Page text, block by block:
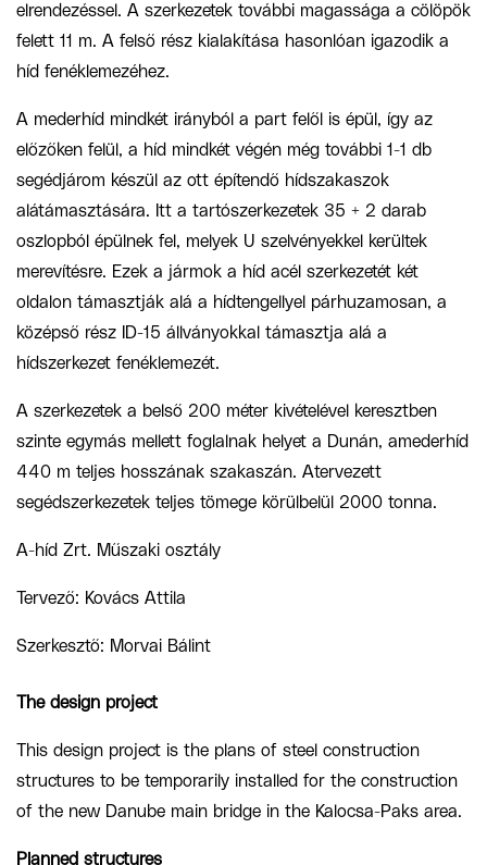
elrendezéssel . A szerkezetek további magassága a cölöpök
felett 11 m. A felső rész kialakítása hasonlóan igazodik a
híd fenéklemezéhez.
A mederhíd mindkét irányból a part felől is épül, így az
előzőken felül, a híd mindkét végén még további 1-1 db
segédjárom készül az ott építendő hídszakaszok
alátámasztására. Itt a tartószerkezetek 35 + 2 darab
oszlopból épül nek fel , melyek U szelvényekkel kerül tek
merevítésre. Ezek a jármok a híd acél szerkezetét két
oldal on támasztják alá a hídtengel lyel párhuzamosan, a
középső rész ID-15 állványokkal támasztja alá a
hídszerkezet fenéklemezét.
A szerkezetek a belső 200 méter kivételével keresztben
szinte egymás mellett foglalnak helyet a Dunán, amederhíd
440 m teljes hosszának szakaszán. Atervezett
segédszerkezetek teljes tömege körülbelül 2000 tonna.
A-híd Zrt. Műszaki osztály
Tervező: Kovács Attila
Szerkesztő: Morvai Bálint
The design project
This design project is the plans of steel construction
structures to be temporarily installed for the construction
of the new Danube main bridge in the Kalocsa-Paks area.
Planned structures